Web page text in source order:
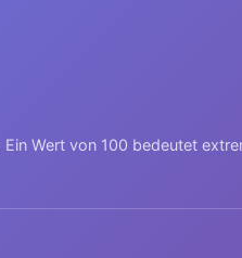
Wert von 100 bedeutet